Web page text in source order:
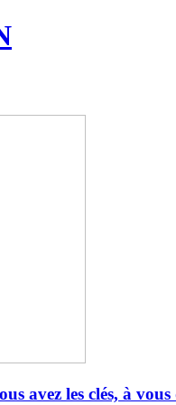
avez les clés, à